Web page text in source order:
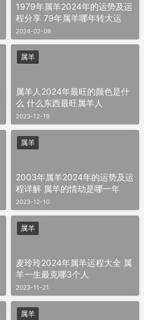
1979年属羊2024年的运势及运
程分享 79年属羊哪年转大运
2024-02-09
属羊人2024年最旺的颜色是什
么 什么东西最旺属羊人
2023-12-19
属羊
2003年属羊2024年的运势及运
程详解 属羊的情劫是哪一年
2023-12-10
属羊
麦玲玲2024年属羊运程大全 属
羊一生最克哪3个人
2023-11-21
属羊
属羊